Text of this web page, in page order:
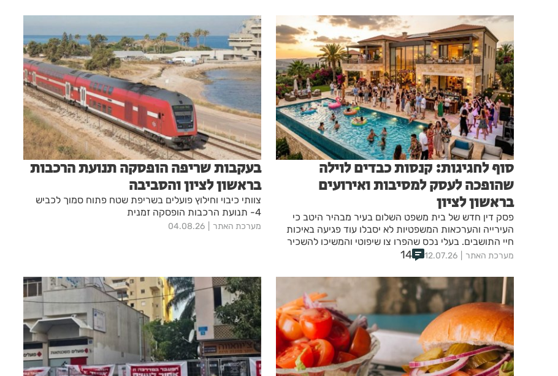
סוף לחגיגות: קנסות כבדים לוילה
שהופכה לעסק למסיבות ואירועים
בראשון לציון
פסק דין חדש של בית משפט השלום בעיר מבהיר היטב כי
העירייה והערכאות המשפטיות לא יסבלו עוד פגיעה באיכות
חיי התושבים. בעלי נכס שהפרו צו שיפוטי והמשיכו להשכיר
וילה למטרות נופש, מסיבות ואירועים רועשים בלב שכונת
על תנאי.
מערכת האתר 12.07.26
14
בעקבות שריפה הופסקה תנועת הרכבות
בראשון לציון והסביבה
צוותי כיבוי וחילוץ פועלים בשריפת שטח פתוח סמוך לכביש
4- תנועת הרכבות הופסקה זמנית
מערכת האתר 04.08.26